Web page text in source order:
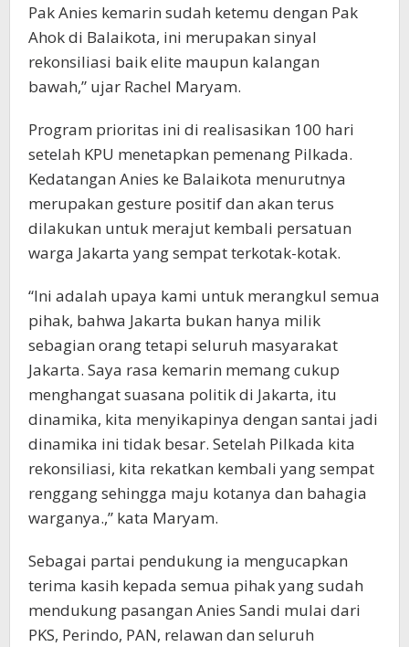
Pak Anies kemarin sudah ketemu dengan Pak
Ahok di Balaikota, ini merupakan sinyal
rekonsiliasi baik elite maupun kalangan
bawah,” ujar Rachel Maryam.
Program prioritas ini di realisasikan 100 hari
setelah KPU menetapkan pemenang Pilkada.
Kedatangan Anies ke Balaikota menurutnya
merupakan gesture positif dan akan terus
dilakukan untuk merajut kembali persatuan
warga Jakarta yang sempat terkotak-kotak.
“Ini adalah upaya kami untuk merangkul semua
pihak, bahwa Jakarta bukan hanya milik
sebagian orang tetapi seluruh masyarakat
Jakarta. Saya rasa kemarin memang cukup
menghangat suasana politik di Jakarta, itu
dinamika, kita menyikapinya dengan santai jadi
dinamika ini tidak besar. Setelah Pilkada kita
rekonsiliasi, kita rekatkan kembali yang sempat
renggang sehingga maju kotanya dan bahagia
warganya.,” kata Maryam.
Sebagai partai pendukung ia mengucapkan
terima kasih kepada semua pihak yang sudah
mendukung pasangan Anies Sandi mulai dari
PKS, Perindo, PAN, relawan dan seluruh